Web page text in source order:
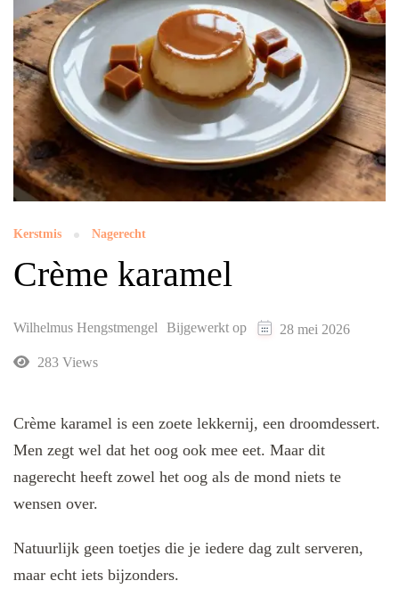
Kerstmis Nagerecht
Crème karamel
Wilhelmus Hengstmengel Bijgewerkt op 28 mei 2026
283 Views
Crème karamel is een zoete lekkernij, een droomdessert.
Men zegt wel dat het oog ook mee eet. Maar dit
nagerecht heeft zowel het oog als de mond niets te
wensen over.
Natuurlijk geen toetjes die je iedere dag zult serveren,
maar echt iets bijzonders.